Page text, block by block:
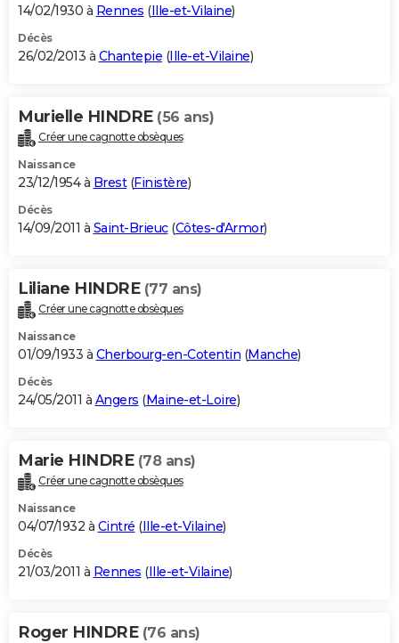
14/02/1930 à Rennes (Ille-et-Vilaine)
Décès
26/02/2013 à Chantepie (Ille-et-Vilaine)
Murielle HINDRE (56 ans)
Créer une cagnotte obsèques
Naissance
23/12/1954 à Brest(Finistère)
Décès
14/09/2011 à Saint-Brieuc(Côtes-d'Armor)
Liliane HINDRE (77 ans)
Créer une cagnotte obsèques
Naissance
01/09/1933 à Cherbourg-en-Cotentin (Manche)
Décès
24/05/2011 à Angers (Maine-et-Loire)
Marie HINDRE (78 ans)
Créer une cagnotte obsèques
Naissance
04/07/1932 à Cintré (Ille-et-Vilaine)
Décès
21/03/2011 à Rennes (Ille-et-Vilaine)
Roger HINDRE (76 ans)